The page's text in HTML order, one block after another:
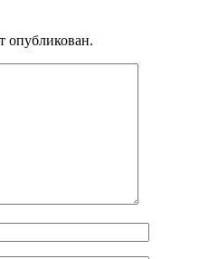
опубликован.